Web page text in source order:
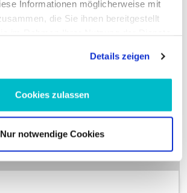
Informationen möglicherweise mit
die Sie ihnen bereitgestellt
Details zeigen
Cookies zulassen
Nur notwendige Cookies
inkl. 19 % MwSt., zzgl. Versandkosten
In den Warenkorb
Kurbelgehäuse 903.590